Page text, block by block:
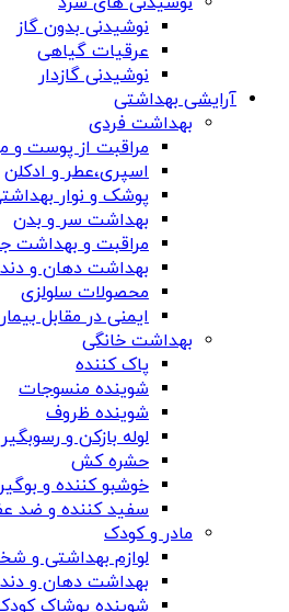
نوشیدنی بدون گاز
عرقیات گیاهی
نوشیدنی گازدار
آرایشی بهداشتی
بهداشت فردی
مراقبت از پوست و
اسپری،عطر و ادکلن
پوشک و نوار
بهداشت سر و بدن
مراقبت و بهداشت
بهداشت دهان و
محصولات سلولزی
ایمنی در مقابل
بهداشت خانگی
پاک کننده
شوینده منسوجات
شوینده ظروف
لوله بازکن و رسوبگیر
حشره کش
خوشبو کننده و بوگیر
سفید کننده و ضد
مادر و کودک
لوازم بهداشتی و
بهداشت دهان و
شوینده پوشاک